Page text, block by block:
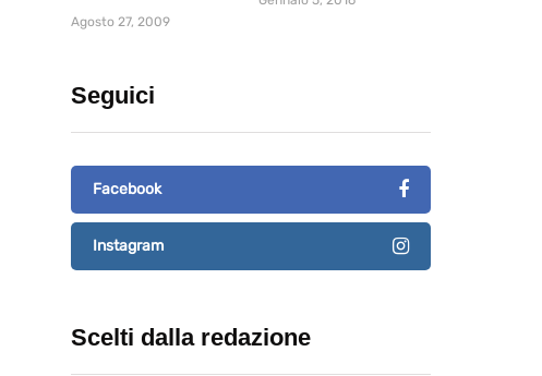
Agosto 27, 2009
Seguici
Facebook
Instagram
Scelti dalla redazione